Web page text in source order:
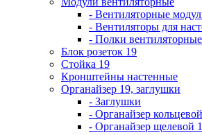
- Вентиляторные
- Вентиляторы для
- Полки
Блок розеток 19
Стойка 19
Кронштейны настенные
Органайзер 19, заглушки
- Заглушки
- Органайзер кольцевой
- Органайзер щелевой